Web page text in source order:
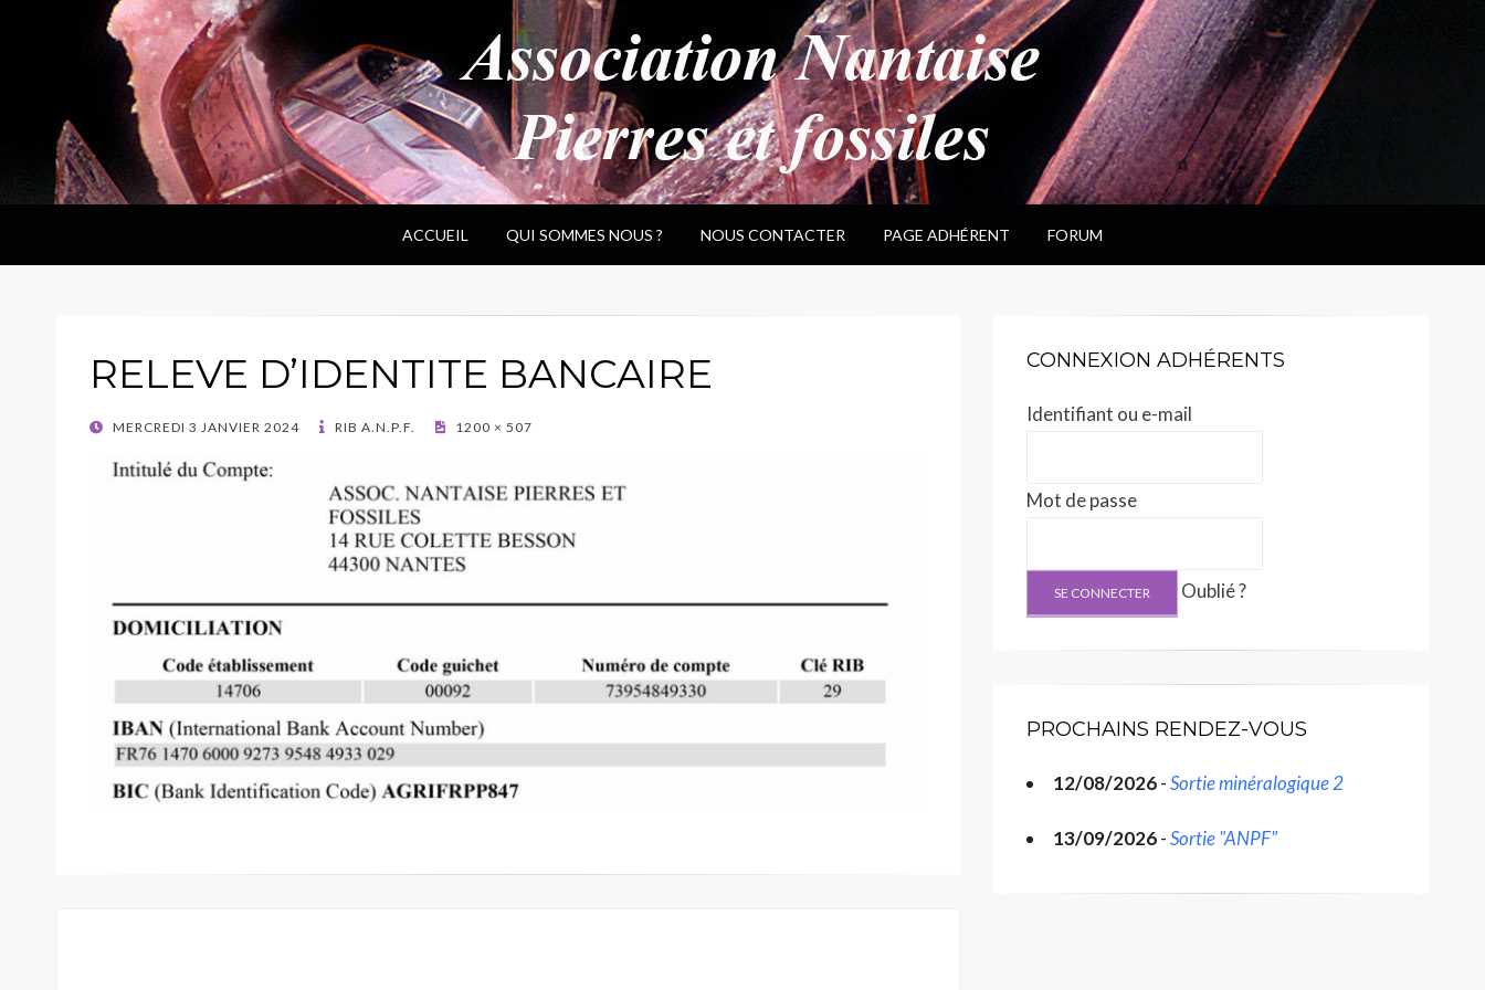
ANPF
Association Nantaise Pierres et Fossiles
ACCUEIL QUI SOMMES NOUS ? NOUS CONTACTER PAGE ADHÉRENT FORUM
RELEVE D’IDENTITE BANCAIRE
POSTED
MERCREDI 3 JANVIER 2024 RIB A.N.P.F. 1200 × 507
CONNEXION ADHÉRENTS
Identifiant ou e-mail
Mot de passe
Oublié ?
PROCHAINS RENDEZ-VOUS
12/08/2026-Sortie minéralogique 2
13/09/2026-Sortie "ANPF"